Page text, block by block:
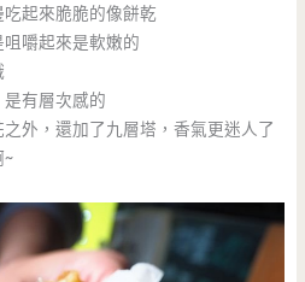
起來脆脆的像餅乾
嚼起來是軟嫩的
有層次感的
外，還加了九層塔，香氣更迷人了